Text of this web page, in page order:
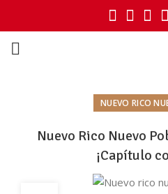
NUEVO RICO
Nuevo Rico Nuevo
¡Capítulo